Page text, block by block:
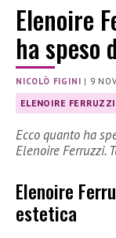
Elenoire
ha
NICOLÒ FIGINI | 9
ELENOIRE FERRUZZI
Ecco quanto ha
Elenoire Ferruzzi.
Elenoire
estetica